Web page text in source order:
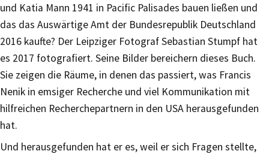
und Katia Mann 1941 in Pacific Palisades bauen ließen und
das das Auswärtige Amt der Bundesrepublik Deutschland
2016 kaufte? Der Leipziger Fotograf Sebastian Stumpf hat
es 2017 fotografiert. Seine Bilder bereichern dieses Buch.
Sie zeigen die Räume, in denen das passiert, was Francis
Nenik in emsiger Recherche und viel Kommunikation mit
hilfreichen Recherchepartnern in den USA herausgefunden
hat.
Und herausgefunden hat er es, weil er sich Fragen stellte,